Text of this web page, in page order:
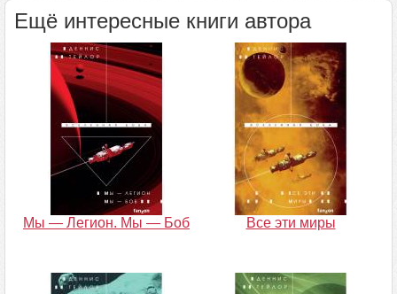
Ещё интересные книги автора
Мы — Легион. Мы — Боб Все эти миры